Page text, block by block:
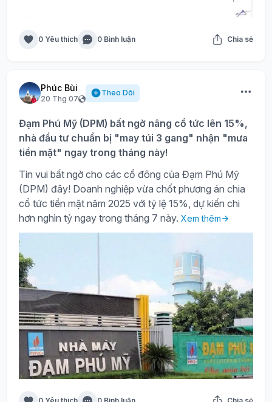
0 Yêu thích 0 Bình luận Chia sẻ
Phúc Bùi
20 Thg 07
Theo Dõi
Đạm Phú Mỹ (DPM) bất ngờ nâng cổ tức lên 15%,
nhà đầu tư chuẩn bị "may túi 3 gang" nhận "mưa
tiền mặt" ngay trong tháng này!
Tin vui bất ngờ cho các cổ đông của Đạm Phú Mỹ
(DPM) đây! Doanh nghiệp vừa chốt phương án chia
cổ tức tiền mặt năm 2025 với tỷ lệ 15%, dự kiến chi
hơn nghìn tỷ ngay trong tháng 7 này. Xem thêm